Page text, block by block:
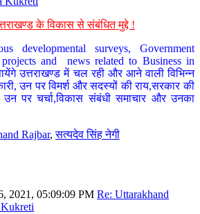
के विकास से संबंधित मुद्दे !
developmental surveys, Government
and news related to Business in
उत्तराखण्ड में चल रही और आने वाली विभिन्न
उन पर विमर्श और सदस्यों की राय,सरकार की
उन पर चर्चा,विकास संबंधी समाचार और उनका
Rajbar,सत्यदेव सिंह नेगी
2021, 05:09:09 PM Re: Uttarakhand